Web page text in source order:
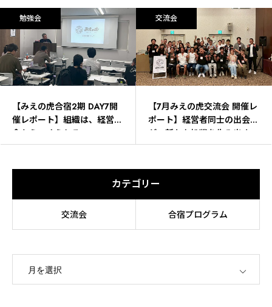
勉強会
【みえの虎合宿2期 DAY7開
催レポート】組織は、経営理
念からつくられる
交流会
【7月みえの虎交流会 開催レ
ポート】経営者同士の出会い
が、新たな挑戦を生み出す
カテゴリー
交流会 合宿プログラム
OPEN